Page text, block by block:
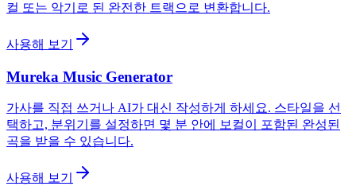
컬 또는 악기로 된 완전한 트랙으로 변환합니다.
사용해 보기
Mureka Music Generator
가사를 직접 쓰거나 AI가 대신 작성하게 하세요. 스타일을 선
택하고, 분위기를 설정하면 몇 분 안에 보컬이 포함된 완성된
곡을 받을 수 있습니다.
사용해 보기